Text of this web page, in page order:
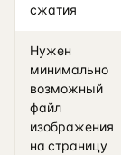
сжатия
Нужен
минимально
возможный
файл
изображения
на страницу